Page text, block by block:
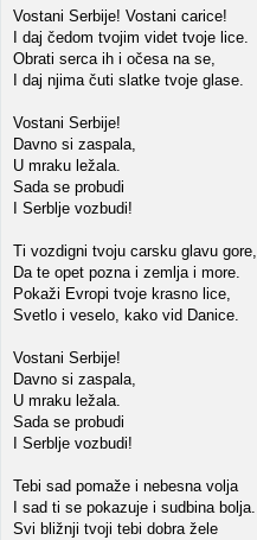
Vostani Serbije! Vostani carice!
I daj čedom tvojim videt tvoje lice.
Obrati serca ih i očesa na se,
I daj njima čuti slatke tvoje glase.
Vostani Serbije!
Davno si zaspala,
U mraku ležala.
Sada se probudi
I Serblje vozbudi!
Ti vozdigni tvoju carsku glavu gore,
Da te opet pozna i zemlja i more.
Pokaži Evropi tvoje krasno lice,
Svetlo i veselo, kako vid Danice.
Vostani Serbije!
Davno si zaspala,
U mraku ležala.
Sada se probudi
I Serblje vozbudi!
Tebi sad pomaže i nebesna volja
I sad ti se pokazuje i sudbina bolja.
Svi bližnji tvoji tebi dobra žele